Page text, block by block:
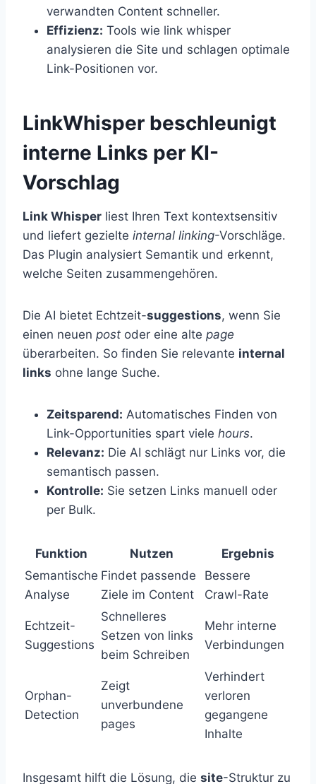
verwandten Content schneller.
Effizienz: Tools wie link whisper
analysieren die Site und schlagen optimale
Link-Positionen vor.
LinkWhisper beschleunigt
interne Links per KI-
Vorschlag
Link Whisper liest Ihren Text kontextsensitiv
und liefert gezielte internal linking-Vorschläge.
Das Plugin analysiert Semantik und erkennt,
welche Seiten zusammengehören.
Die AI bietet Echtzeit-suggestions, wenn Sie
einen neuen post oder eine alte page
überarbeiten. So finden Sie relevante internal
links ohne lange Suche.
Zeitsparend: Automatisches Finden von
Link-Opportunities spart viele hours.
Relevanz: Die AI schlägt nur Links vor, die
semantisch passen.
Kontrolle: Sie setzen Links manuell oder
per Bulk.
Funktion Nutzen
Ergebnis
Semantische
Analyse
Findet passende
Ziele im Content
Bessere
Crawl-Rate
Echtzeit-
Suggestions
Schnelleres
Setzen von links
beim Schreiben
Mehr interne
Verbindungen
Orphan-
Detection
Zeigt
unverbundene
pages
Verhindert
verloren
gegangene
Inhalte
Insgesamt hilft die Lösung, die site-Struktur zu